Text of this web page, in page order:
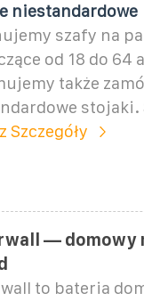
niestandardowe
szafy na
od 18 do 64
także
stojaki.
Szczegóły
— domowy
to bateria